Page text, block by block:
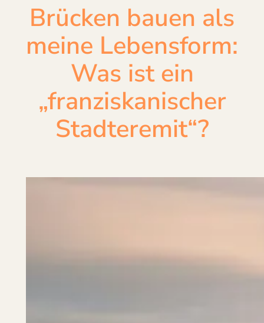
Brücken bauen als
meine Lebensform:
Was ist ein
„franziskanischer
Stadteremit“?